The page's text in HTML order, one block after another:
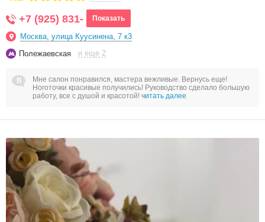
+7 (925) 831- Показать
Москва, улица Куусинена, 7 к3
Полежаевская
и еще 2
Мне салон понравился, мастера вежливые. Вернусь еще!
Ноготочки красивые получились! Руководство сделало большую
работу, все с душой и красотой! читать далее